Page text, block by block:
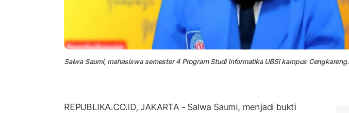
Salwa Saumi, mahasiswa semester 4 Program Studi Informatika UBSI kampus Cengkareng.
REPUBLIKA.CO.ID, JAKARTA - Salwa Saumi, menjadi bukti